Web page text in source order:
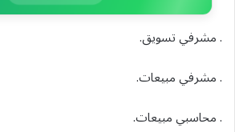
. مشرفي تسويق.
. مشرفي مبيعات.
. محاسبي مبيعات.